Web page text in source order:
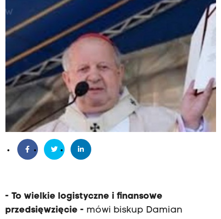
- To wielkie logistyczne i finansowe
przedsięwzięcie - mówi biskup Damian